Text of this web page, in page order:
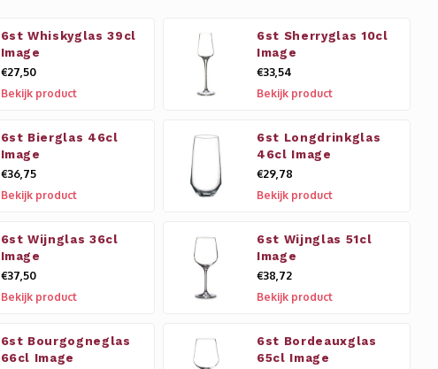
6st Whiskyglas 39cl
Image
€27,50
Bekijk product
6st Sherryglas 10cl
Image
€33,54
Bekijk product
6st Bierglas 46cl
Image
€36,75
Bekijk product
6st Longdrinkglas
46cl Image
€29,78
Bekijk product
6st Wijnglas 36cl
Image
€37,50
Bekijk product
6st Wijnglas 51cl
Image
€38,72
Bekijk product
6st Bourgogneglas
66cl Image
6st Bordeauxglas
65cl Image